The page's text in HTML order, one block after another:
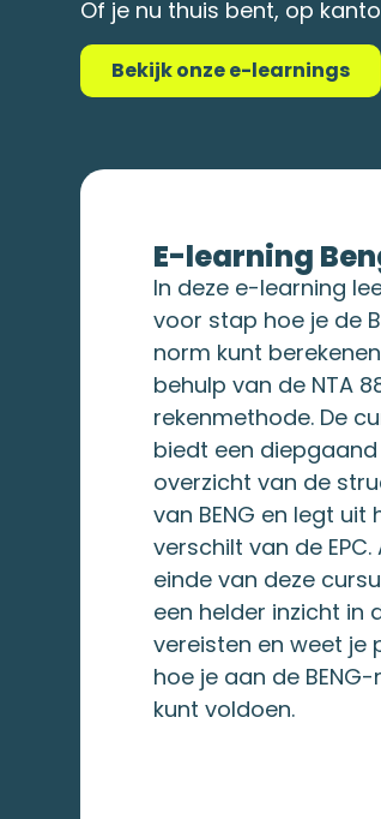
Of je nu thuis bent, op
Bekijk onze e-learnings
E-learning
In deze e-learning
voor stap hoe je de
norm kunt
behulp van de NTA
rekenmethode. De
biedt een diepgaand
overzicht van de
van BENG en legt uit
verschilt van de EPC.
einde van deze
een helder inzicht in
vereisten en weet je
hoe je aan de
kunt voldoen.